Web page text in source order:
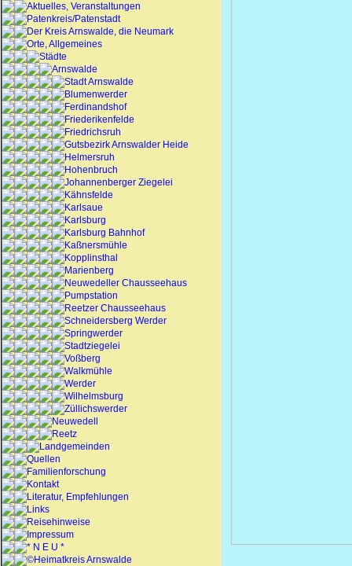
Aktuelles, Veranstaltungen
Patenkreis/Patenstadt
Der Kreis Arnswalde, die Neumark
Orte, Allgemeines
Städte
Arnswalde
Stadt Arnswalde
Blumenwerder
Ferdinandshof
Friederikenfelde
Friedrichsruh
Gutsbezirk Arnswalder Heide
Helmersruh
Hohenbruch
Johannenberger Ziegelei
Kähnsfelde
Karlsaue
Karlsburg
Karlsburg Bahnhof
Kaßnersmühle
Kopplinsthal
Marienberg
Neuwedeller Chausseehaus
Pumpstation
Reetzer Chausseehaus
Schneidersberg Werder
Springwerder
Stadtziegelei
Voßberg
Walkmühle
Werder
Wilhelmsburg
Züllichswerder
Neuwedell
Reetz
Landgemeinden
Quellen
Familienforschung
Kontakt
Literatur, Empfehlungen
Links
Reisehinweise
Impressum
* N E U *
©Heimatkreis Arnswalde